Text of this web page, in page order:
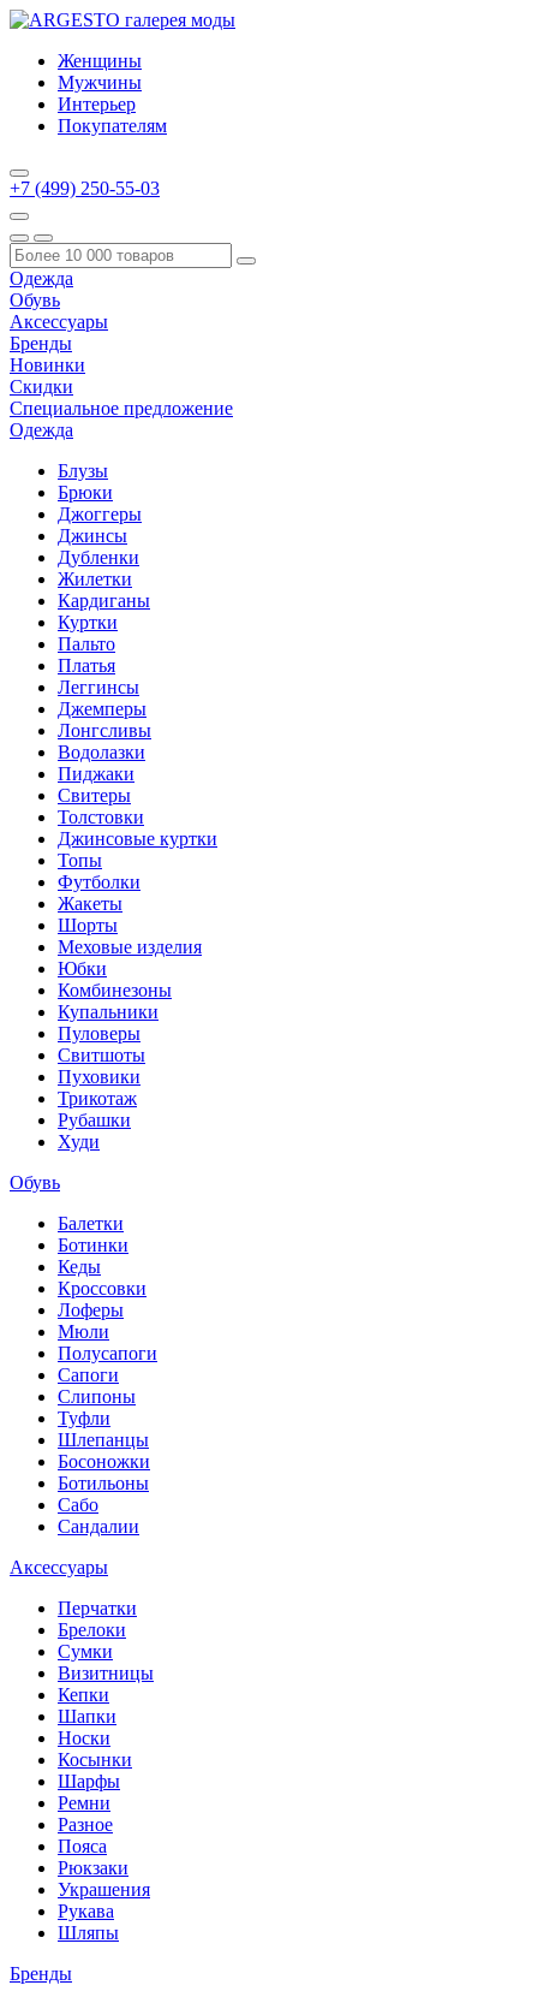
Женщины
Мужчины
Интерьер
Покупателям
+7 (499) 250-55-03
Одежда
Обувь
Аксессуары
Бренды
Новинки
Скидки
Специальное предложение
Одежда
Блузы
Брюки
Джоггеры
Джинсы
Дубленки
Жилетки
Кардиганы
Куртки
Пальто
Платья
Леггинсы
Джемперы
Лонгсливы
Водолазки
Пиджаки
Свитеры
Толстовки
Джинсовые куртки
Топы
Футболки
Жакеты
Шорты
Меховые изделия
Юбки
Комбинезоны
Купальники
Пуловеры
Свитшоты
Пуховики
Трикотаж
Рубашки
Худи
Обувь
Балетки
Ботинки
Кеды
Кроссовки
Лоферы
Мюли
Полусапоги
Сапоги
Слипоны
Туфли
Шлепанцы
Босоножки
Ботильоны
Сабо
Сандалии
Аксессуары
Перчатки
Брелоки
Сумки
Визитницы
Кепки
Шапки
Носки
Косынки
Шарфы
Ремни
Разное
Пояса
Рюкзаки
Украшения
Рукава
Шляпы
Бренды